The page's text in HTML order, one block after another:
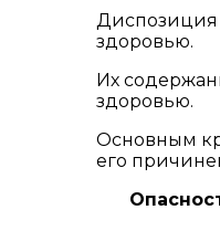
Диспозиция
здоровью.
Их
здоровью.
Основным
его